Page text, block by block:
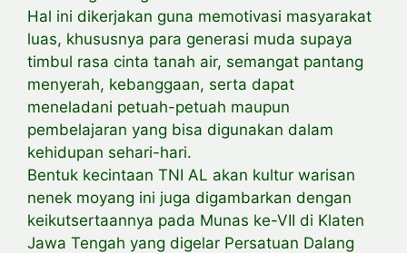
Hal ini dikerjakan guna memotivasi masyarakat
luas, khususnya para generasi muda supaya
timbul rasa cinta tanah air, semangat pantang
menyerah, kebanggaan, serta dapat
meneladani petuah-petuah maupun
pembelajaran yang bisa digunakan dalam
kehidupan sehari-hari.
Bentuk kecintaan TNI AL akan kultur warisan
nenek moyang ini juga digambarkan dengan
keikutsertaannya pada Munas ke-VII di Klaten
Jawa Tengah yang digelar Persatuan Dalang